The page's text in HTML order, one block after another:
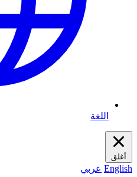
اللغة
أغلق
English عربي